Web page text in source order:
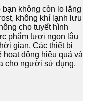
không còn lo lắng
không khí lạnh lưu
cho tuyết hình
phẩm tươi ngon lâu
gian. Các thiết bị
động hiệu quả và
cho người sử dụng.